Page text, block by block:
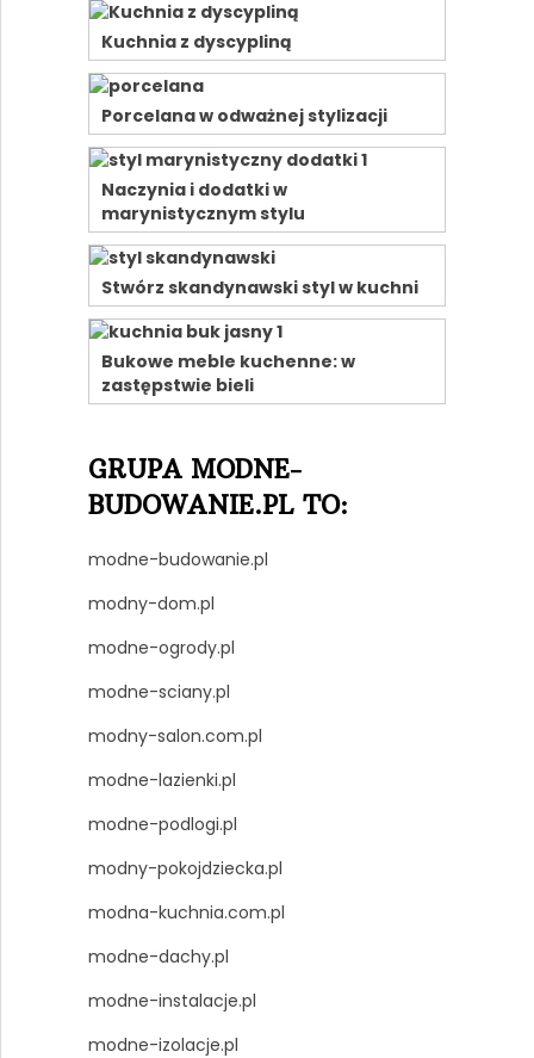
Kuchnia z dyscypliną
Porcelana w odważnej stylizacji
Naczynia i dodatki w
marynistycznym stylu
Stwórz skandynawski styl w kuchni
Bukowe meble kuchenne: w
zastępstwie bieli
GRUPA MODNE-
BUDOWANIE.PL TO:
modne-budowanie.pl
modny-dom.pl
modne-ogrody.pl
modne-sciany.pl
modny-salon.com.pl
modne-lazienki.pl
modne-podlogi.pl
modny-pokojdziecka.pl
modna-kuchnia.com.pl
modne-dachy.pl
modne-instalacje.pl
modne-izolacje.pl